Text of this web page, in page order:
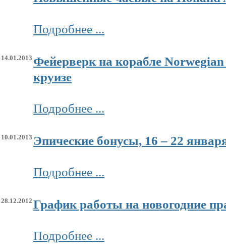
Подробнее ...
14.01.2013 Фейерверк на корабле
круизе
Подробнее ...
10.01.2013 Эпические бонусы, 16 – 22
Подробнее ...
28.12.2012 График работы на новогодние
Подробнее ...